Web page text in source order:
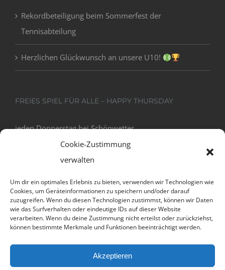
Cookie-Zustimmung
verwalten
Um dir ein optimales Erlebnis zu bieten, verwenden wir Technologien wie
Cookies, um Geräteinformationen zu speichern und/oder darauf
zuzugreifen. Wenn du diesen Technologien zustimmst, können wir Daten
wie das Surfverhalten oder eindeutige IDs auf dieser Website
verarbeiten. Wenn du deine Zustimmung nicht erteilst oder zurückziehst,
können bestimmte Merkmale und Funktionen beeinträchtigt werden.
Akzeptieren
Rekordbeteiligung beim Sommerfest der
Tennisabteilung
Herzlichen Glückwunsch an unsere U10!
FREIES SPIEL FÜR ALLE – HAPPY THURSDAY
jeden Donnerstag bei Schönwetter
18:00 - 20:00
Datenschutz und Cookies: Diese Website verwendet Cookies. Wenn du